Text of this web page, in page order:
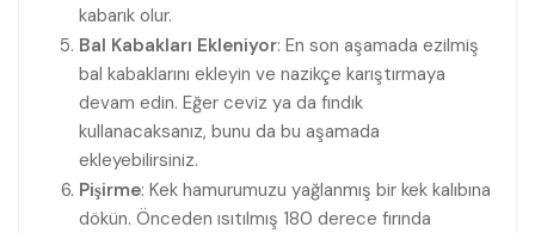
kabarık olur.
Bal Kabakları Ekleniyor: En son aşamada ezilmiş
bal kabaklarını ekleyin ve nazikçe karıştırmaya
devam edin. Eğer ceviz ya da fındık
kullanacaksanız, bunu da bu aşamada
ekleyebilirsiniz.
Pişirme: Kek hamurumuzu yağlanmış bir kek kalıbına
dökün. Önceden ısıtılmış 180 derece fırında